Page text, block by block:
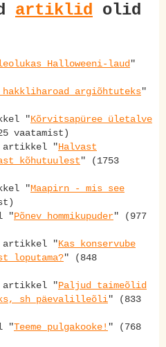
artiklid olid
Halloweeni-laud "
hakkliharoad argiõhtuteks"
"Kõrvitsapüree ületalve
vaatamist)
artikkel "Halvast
kõhutuulest" (1753
"Maapirn - mis see
"Põnev hommikupuder" (977
artikkel "Kas konservube
loputama?" (848
artikkel "Paljud taimeõlid
sh päevalilleõli" (833
"Teeme pulgakooke! " (768